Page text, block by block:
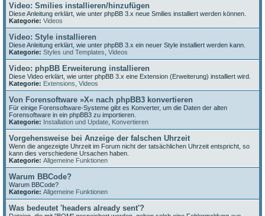
Video: Smilies installieren/hinzufügen
Diese Anleitung erklärt, wie unter phpBB 3.x neue Smilies installiert werden können.
Kategorie: Videos
Video: Style installieren
Diese Anleitung erklärt, wie unter phpBB 3.x ein neuer Style installiert werden kann.
Kategorie: Styles und Templates Videos
Video: phpBB Erweiterung installieren
Diese Video erklärt, wie unter phpBB 3.x eine Extension (Erweiterung) installiert wird.
Kategorie: Extensions Videos
Von Forensoftware »X« nach phpBB3 konvertieren
Für einige Forensoftware-Systeme gibt es Konverter, um die Daten der alten
Forensoftware in ein phpBB3 zu importieren.
Kategorie: Installation und Update Konvertieren
Vorgehensweise bei Anzeige der falschen Uhrzeit
Wenn die angezeigte Uhrzeit im Forum nicht der tatsächlichen Uhrzeit entspricht, so
kann dies verschiedene Ursachen haben.
Kategorie: Allgemeine Funktionen
Warum BBCode?
Warum BBCode?
Kategorie: Allgemeine Funktionen
Was bedeutet 'headers already sent'?